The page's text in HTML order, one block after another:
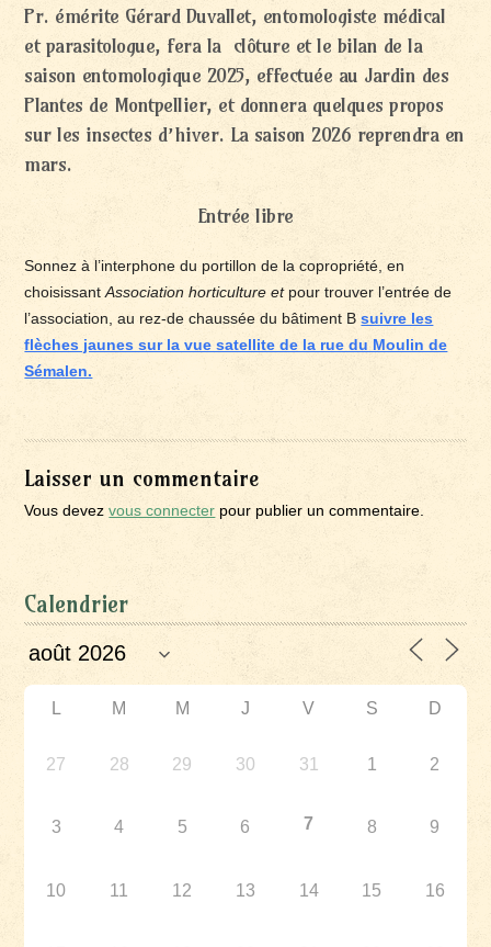
Pr. émérite Gérard Duvallet, entomologiste médical
et parasitologue, fera la clôture et le bilan de la
saison entomologique 2025, effectuée au Jardin des
Plantes de Montpellier, et donnera quelques propos
sur les insectes d’hiver. La saison 2026 reprendra en
mars.
Entrée libre
Sonnez à l’interphone du portillon de la copropriété, en
choisissantAssociation horticulture et pour trouver l’entrée de
l’association, au rez-de chaussée du bâtiment Bsuivre les
flèches jaunes sur la vue satellite de la rue du Moulin de
Sémalen.
Laisser un commentaire
Vous devezvous connecter pour publier un commentaire.
Calendrier
L M M J V S D
27 28 29 30 31 1 2
3 4 5 6 7 8 9
10 11 12 13 14 15 16